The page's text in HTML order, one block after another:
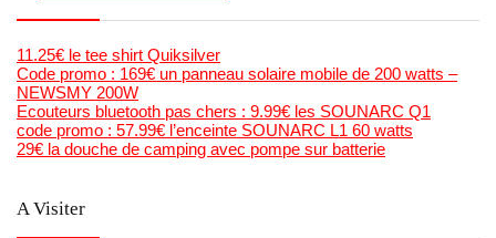
11.25€ le tee shirt Quiksilver
Code promo : 169€ un panneau solaire mobile de 200 watts –
NEWSMY 200W
Ecouteurs bluetooth pas chers : 9.99€ les SOUNARC Q1
code promo : 57.99€ l’enceinte SOUNARC L1 60 watts
29€ la douche de camping avec pompe sur batterie
A Visiter